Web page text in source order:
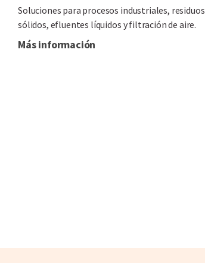
Soluciones para procesos industriales, residuos
sólidos, efluentes líquidos y filtración de aire.
Más información